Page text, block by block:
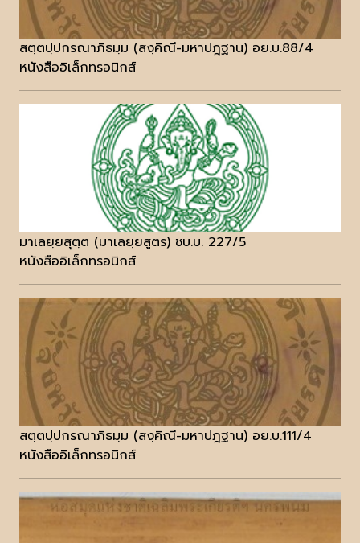
สตฺตปฺปกรณาภิธมฺม (สงฺคิณี-มหาปฎฐาน) อย.บ.88/4
หนังสืออิเล็กทรอนิกส์
มาเลยฺยสุตฺต (มาเลยฺยสูตร) ชบ.บ. 227/5
หนังสืออิเล็กทรอนิกส์
สตฺตปฺปกรณาภิธมฺม (สงฺคิณี-มหาปฎฐาน) อย.บ.111/4
หนังสืออิเล็กทรอนิกส์